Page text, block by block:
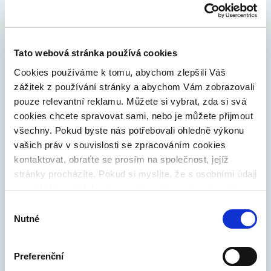
Tato webová stránka používá cookies
Cookies používáme k tomu, abychom zlepšili Váš
zážitek z používání stránky a abychom Vám zobrazovali
pouze relevantní reklamu. Můžete si vybrat, zda si svá
cookies chcete spravovat sami, nebo je můžete přijmout
všechny. Pokud byste nás potřebovali ohledně výkonu
vašich práv v souvislosti se zpracováním cookies
kontaktovat, obraťte se prosím na společnost, jejíž
stránky procházíte. Pokud si myslíte, že s osobními údaji
nenakládáme, jak bychom měli, máte možnost podat
však rádi, pokud se nejdříve obrátíte přímo na nás a
budeme tak moct Váš požadavek obratem vyřešit. Svoje
nastavení můžete kdykoliv změnit v zápatí stránky
„Nastavení cookies“.
souhlasu
Nutné
Preferenční
nastavených požadavků. Tato funkce zajistí, že vaše
peníze nebudou ležet na účtu ladem a budou se
zabezpečí i diverzifikaci vašeho investičního portfolia.
ČASTÉ DOTAZY JAK NASTAVIT
Přednastavené investiční